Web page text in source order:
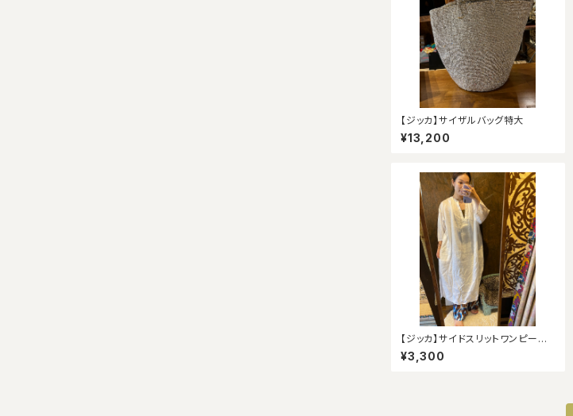
【ジッカ】サイザルバッグ特大
¥13,200
【ジッカ】サイドスリットワンピース
（アウトレット）
¥3,300